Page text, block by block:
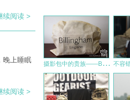
续阅读 >
晚上睡眠
续阅读 >
摄
影包中的贵族——Billingham 白金汉